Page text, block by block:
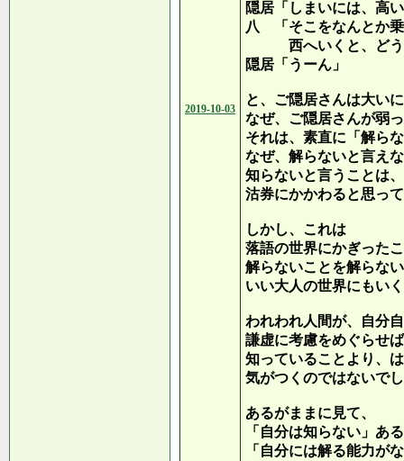
2019-10-03
隠居「しまいには、高
八 「そこをなんとか
西へいくと、どう
隠居「うーん」
と、ご隠居さんは大い
なぜ、ご隠居さんが弱
それは、素直に「解ら
なぜ、解らないと言え
知らないと言うことは
沽券にかかわると思っ
しかし、これは
落語の世界にかぎった
解らないことを解らな
いい大人の世界にもい
われわれ人間が、自分
謙虚に考慮をめぐらせ
知っていることより、
気がつくのではないで
あるがままに見て、
「自分は知らない」あ
「自分には解る能力が